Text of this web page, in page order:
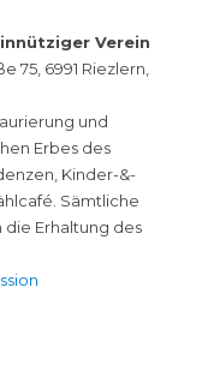
Verein
75, 6991 Riezlern,
und
Erbes des
Kinder-&-
Sämtliche
die Erhaltung des